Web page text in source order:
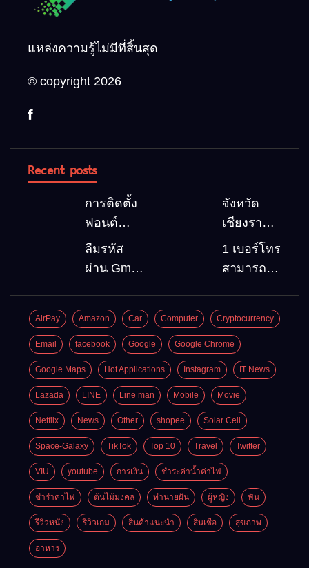
แหล่งความรู้ไม่มีที่สิ้นสุด
© copyright 2026
Recent posts
การติดตั้ง
ฟอนต์
(Font)
ลงบน
จังหวัด
เชียงราย 5
สถานที่
ท่องเที่ยว
ลืมรหัส
ผ่าน Gmail
Google
account
อัพเดต
ล่าสุด
1 เบอร์โทร
สามารถ
Gmail
บัญชีใหม่
ได้กี่ครั้ง?
กี่บัญชี ?
AirPay Amazon Car Computer Cryptocurrency
Email facebook Google Google Chrome
Google Maps Hot Applications Instagram IT News
Lazada LINE Line man Mobile Movie
Netflix News Other shopee Solar Cell
Space-Galaxy TikTok Top 10 Travel Twitter
VIU youtube การเงิน ชำระค่าน้ำค่าไฟ
ชำรำค่าไฟ ต้นไม้มงคล ทำนายฝัน ผู้หญิง ฟัน
รีวิวหนัง รีวิวเกม สินค้าแนะนำ สินเชื่อ สุขภาพ
อาหาร